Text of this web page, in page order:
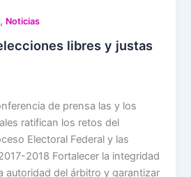
, Noticias
libres y justas
de prensa las y los
ratifican los retos del
Electoral Federal y las
2018 Fortalecer la integridad
autoridad del árbitro y garantizar